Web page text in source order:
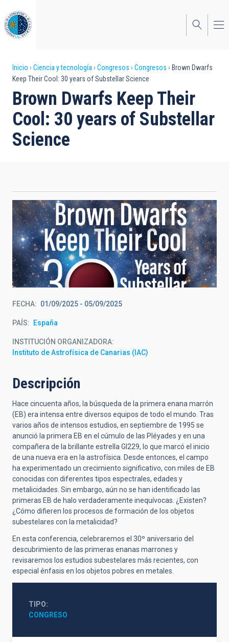
al
contenido
principal
Sobrescribir
enlaces
de
ayuda
a
Inicio Ciencia y tecnología Congresos Congresos
Brown Dwarfs
Keep Their Cool: 30 years of Substellar Science
Brown Dwarfs Keep Their
Cool: 30 years of Substellar
Science
FECHA 01/09/2025 - 05/09/2025
PAÍS España
INSTITUCIÓN ORGANIZADORA
Instituto de Astrofísica de Canarias (IAC)
Descripción
Hace cincuenta años, la búsqueda de la primera enana marrón
(EB) era intensa entre diversos equipos de todo el mundo. Tras
varios años de intensos estudios, en septiembre de 1995 se
anunció la primera EB en el cúmulo de las Pléyades y en una
compañera de la brillante estrella Gl229, lo que marcó el inicio
de una nueva era en la astrofísica. Desde entonces, el campo
ha experimentado un crecimiento significativo, con miles de EB
conocidas con diferentes tipos espectrales, edades y
metalicidades. Sin embargo, aún no se han identificado las
primeras EB de halo verdaderamente inequívocas. ¿Existen?
¿Cómo difieren los procesos de formación de los objetos
subestelares con la metalicidad?
En esta conferencia, celebraremos el 30º aniversario del
descubrimiento de las primeras enanas marrones y
revisaremos los estudios subestelares más recientes, con
especial énfasis en los objetos pobres en metales.
TIPO
CONGRESO